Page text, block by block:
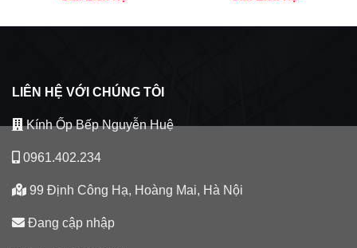
LIÊN HỆ VỚI CHÚNG TÔI
Kính Ốp Bếp Nguyễn Huệ
0961.402.234
99 Định Công Hạ, Hoàng Mai, Hà Nội
Đang cập nhập